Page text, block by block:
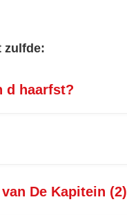
zulfde:
d haarfst?
De Kapitein (2)